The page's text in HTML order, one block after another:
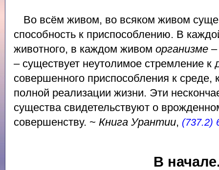
Во всём живом, во всяком живом
способность к приспособлению. В
животного, в каждом живом организме
– существует неутолимое стремление
совершенного приспособления к среде,
полной реализации жизни. Эти
существа свидетельствуют о
совершенству. ~ Книга Урантии, (737.2)
В